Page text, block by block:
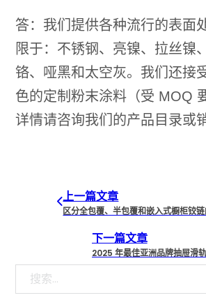
答：我们提供各种流行的表面
限于：不锈钢、亮镍、拉丝镍
铬、哑黑和太空灰。我们还接
色的定制粉末涂料（受 MOQ
详情请咨询我们的产品目录或
上一篇文章
区分全包覆、半包覆和嵌入式橱柜铰
下一篇文章
2025 年最佳亚洲品牌抽屉滑
搜索